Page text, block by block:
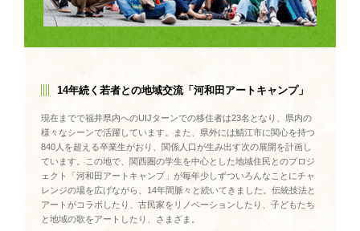
14年続く若者との地域交流「河和田アートキャンプ」
現在までで福井県内へのUIJターンでの移住者は23名となり、県内の
様々なシーンで活躍しています。また、県外には鯖江市に関心を持つ
840人を超える卒業生がおり、関係人口が生み出す次の展開を計画し
ています。この地で、関西圏の学生を中心とした地域住民とのプロジ
ェクト「河和田アートキャンプ」が毎年少しずついろんなことにチャ
レンジの場を広げながら、14年間脈々と続いてきました。伝統技法と
アートがコラボしたり、古民家をリノベーションしたり、子どもたち
と地域の歌をアートしたり、さまざま。